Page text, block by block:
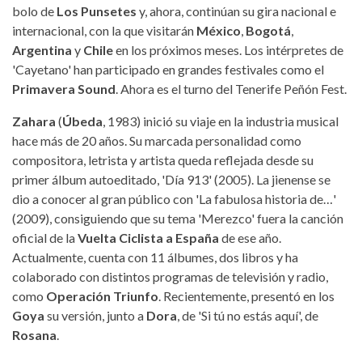
bolo de Los Punsetes y, ahora, continúan su gira nacional e
internacional, con la que visitarán México, Bogotá,
Argentina y Chileen los próximos meses. Los intérpretes de
'Cayetano' han participado en grandes festivales como el
Primavera Sound. Ahora es el turno del Tenerife Peñón Fest.
Zahara (Úbeda, 1983) inició su viaje en la industria musical
hace más de 20 años. Su marcada personalidad como
compositora, letrista y artista queda reflejada desde su
primer álbum autoeditado, 'Día 913' (2005). La jienense se
dio a conocer al gran público con 'La fabulosa historia de…'
(2009), consiguiendo que su tema 'Merezco' fuera la canción
oficial de laVuelta Ciclista a España de ese año.
Actualmente, cuenta con 11 álbumes, dos libros y ha
colaborado con distintos programas de televisión y radio,
como Operación Triunfo. Recientemente, presentó en los
Goya su versión, junto a Dora, de 'Si tú no estás aquí', de
Rosana.